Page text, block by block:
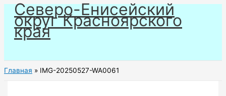
Перейти
содержимому
Северо-Енисейский
округ Красноярского
края
Главная IMG-20250527-WA0061